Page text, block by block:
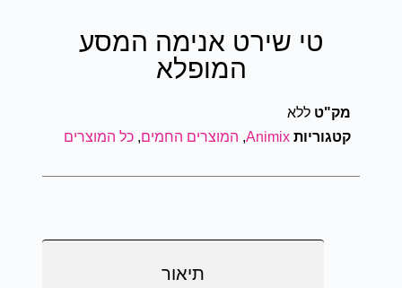
טי שירט אנימה המסע
המופלא
מק"ט ללא
קטגוריות Animix
, המוצרים החמים, כל המוצרים
תיאור